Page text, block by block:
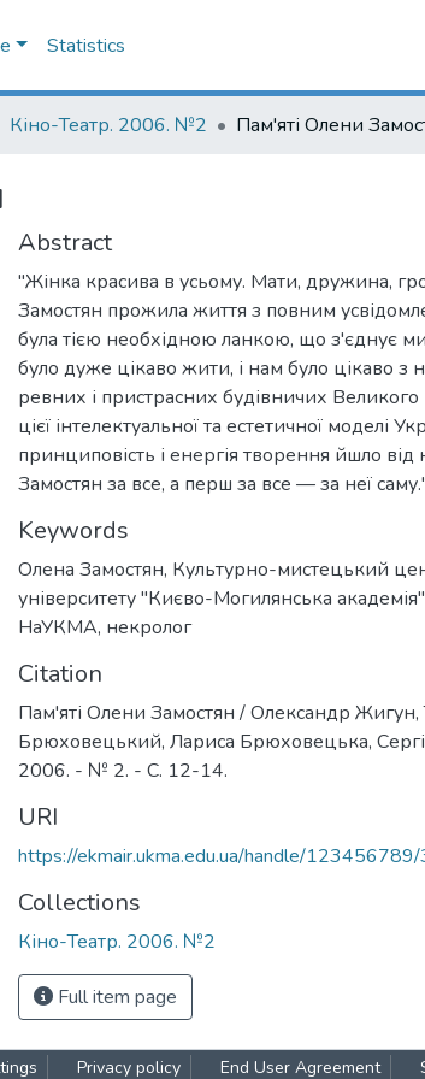
Statistics
Кіно-Театр. 2006. №2 Пам'яті Олени
Abstract
"Жінка красива в усьому. Мати, дружина,
Замостян прожила життя з повним
була тією необхідною ланкою, що з'єднує
було дуже цікаво жити, і нам було цікаво з
ревних і пристрасних будівничих
цієї інтелектуальної та естетичної моделі
принциповість і енергія творення йшло від
Замостян за все, а перш за все — за неї
Keywords
Олена Замостян, Культурно-мистецький
університету "Києво-Могилянська академія"
НаУКМА, некролог
Citation
Пам'яті Олени Замостян / Олександр Жигун,
Брюховецький, Лариса Брюховецька,
2006. - № 2. - С. 12-14.
URI
https://ekmair.ukma.edu.ua/handle/
Collections
Кіно-Театр. 2006. №2
Full item page
Privacy policy End User Agreement